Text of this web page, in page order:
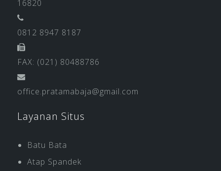
16820
0812 8947 8187
FAX: (021) 80488786
office.pratamabaja@gmail.com
Layanan Situs
Batu Bata
Atap Spandek